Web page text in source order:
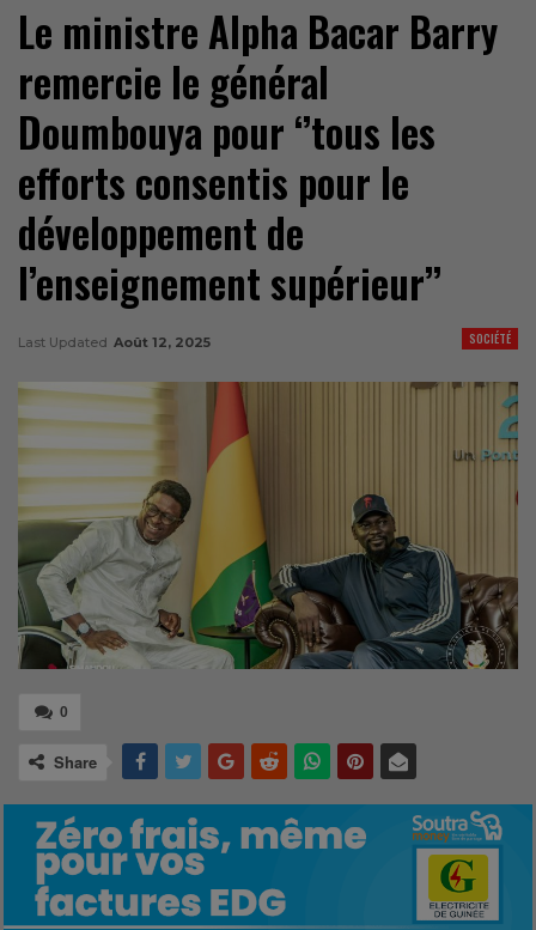
Le ministre Alpha Bacar Barry
remercie le général
Doumbouya pour ‘’tous les
efforts consentis pour le
développement de
l’enseignement supérieur’’
SOCIÉTÉ
Last Updated Août 12, 2025
0
Share